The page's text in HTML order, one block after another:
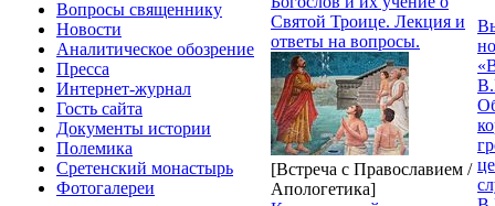
Вопросы священнику
Новости
Аналитическое обозрение
Пресса
Интернет-журнал
Гость сайта
Документы истории
Полемика
Сретенский монастырь
Фотогалереи
Святой Троице. Лекция и
ответы на вопросы.
[Встреча с Православием /
Апологетика]